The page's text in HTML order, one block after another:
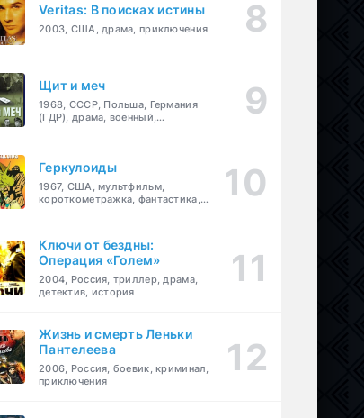
Veritas: В поисках истины
2003, США, драма, приключения
Щит и меч
1968, СССР, Польша, Германия
(ГДР), драма, военный,
Геркулоиды
1967, США, мультфильм,
короткометражка, фантастика,
Ключи от бездны:
Операция «Голем»
2004, Россия, триллер, драма,
детектив, история
Жизнь и смерть Леньки
Пантелеева
2006, Россия, боевик, криминал,
приключения